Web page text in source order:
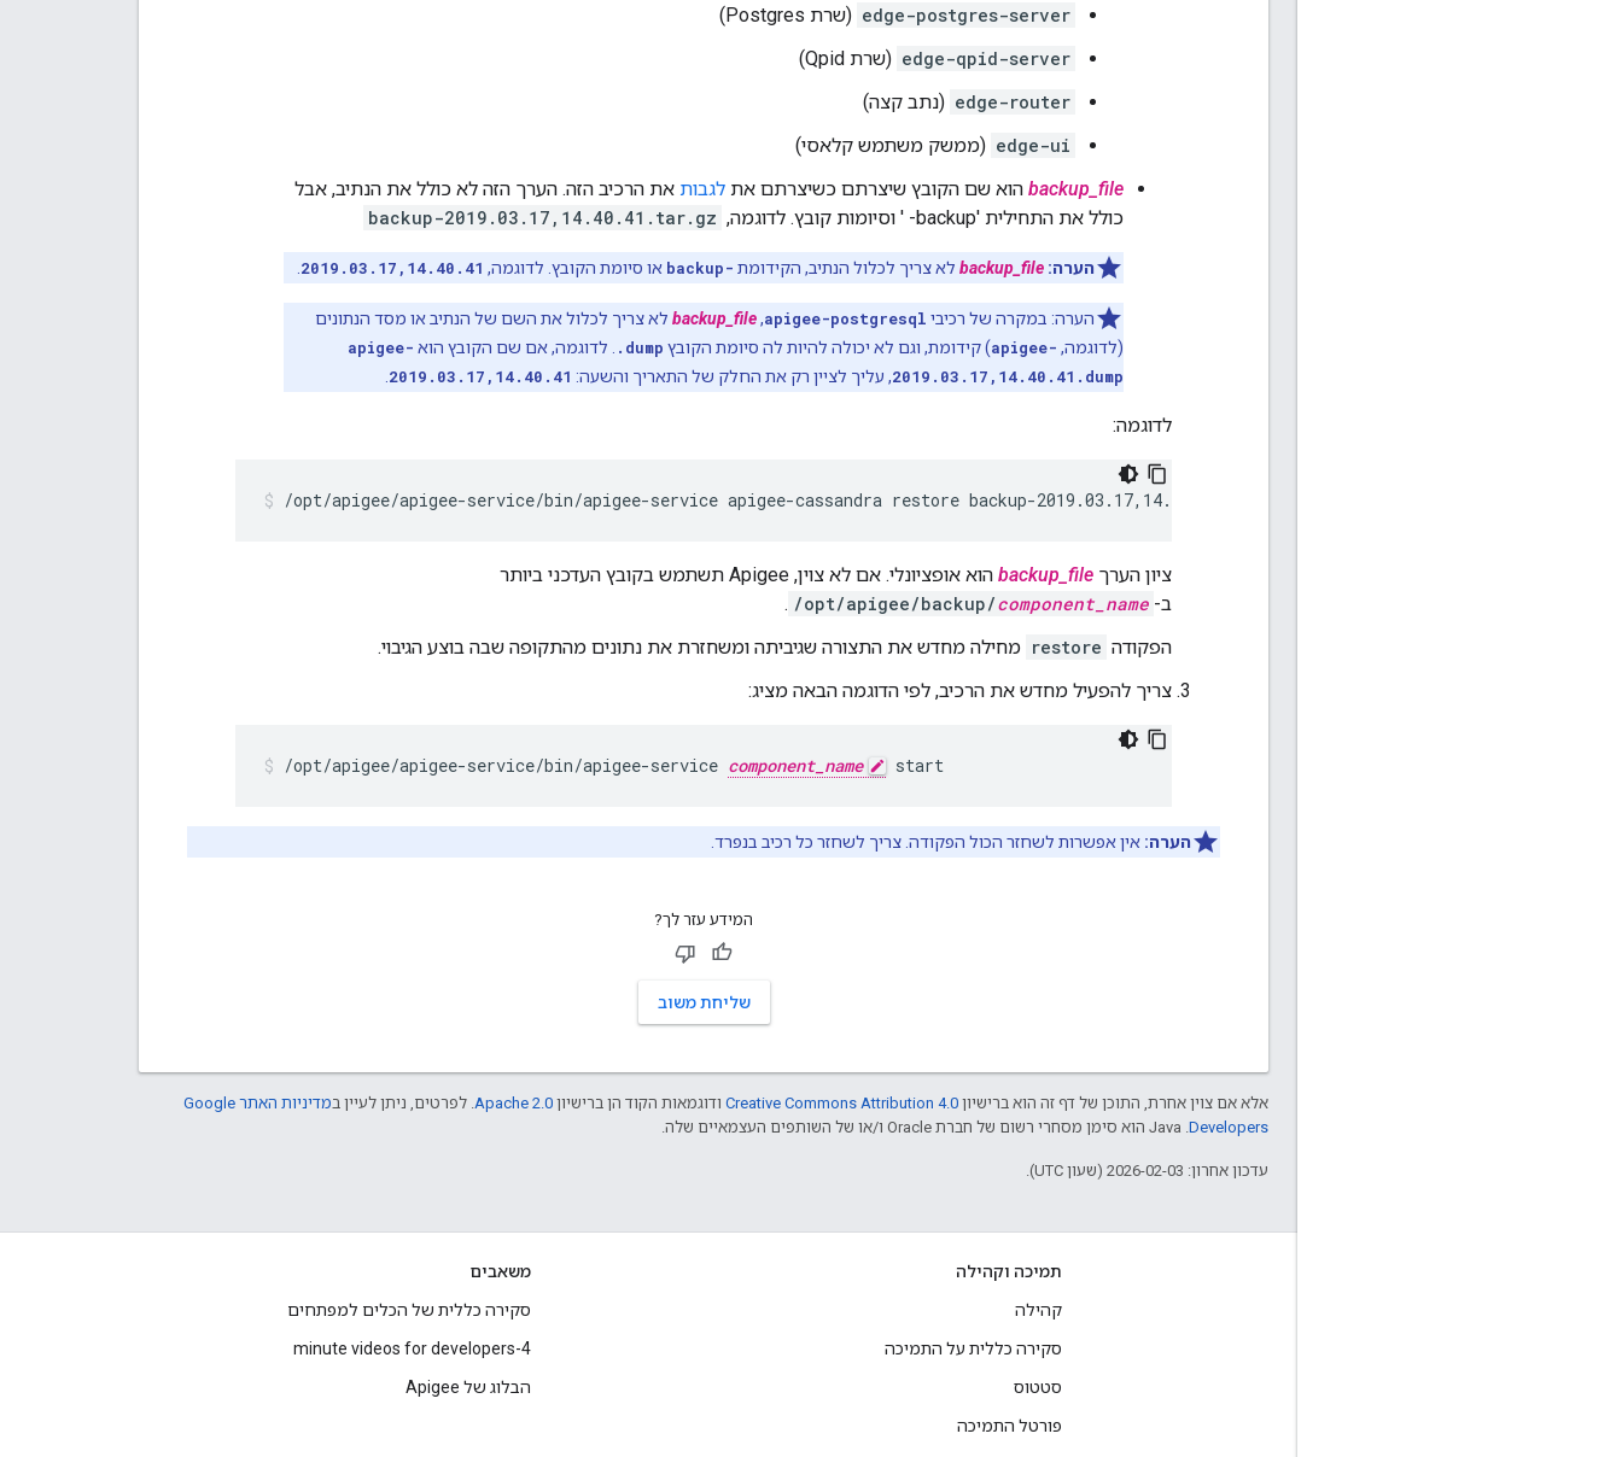
edge-postgres-server (שרת Postgres)
edge-qpid-server (שרת Qpid)
edge-router (נתב קצה)
edge-ui (ממשק משתמש קלאסי)
backup_file הוא שם הקובץ שיצרתם כשיצרתם את לגבות את הרכיב הזה. הערך הזה לא כולל את הנתיב, אבל
כולל את התחילית 'backup- ' וסיומות קובץ. לדוגמה,
backup-2019.03.17,14.40.41.tar.gz
הערה: backup_file לא צריך לכלול הנתיב, הקידומת backup- או סיומת הקובץ. לדוגמה, 2019.03.17,14.40.41
הערה: במקרה של רכיבי apigee-postgresql
,
backup_file לא צריך לכלול את השם של הנתיב או מסד הנתונים
(לדוגמה, apigee-) קידומת, וגם לא יכולה להיות לה סיומת הקובץ .dump . לדוגמה, אם שם הקובץ הוא apigee-
2019.03.17,14.40.41.dump, עליך לציין רק את החלק של התאריך והשעה: 2019.03.17,14.40.41
לדוגמה:
/opt/apigee/apigee-service/bin/apigee-service apigee-cassandra restore backup-2019.03.17,14.40.41.tar.gz
ציון הערך backup_file
הוא אופציונלי. אם לא צוין, Apigee תשתמש בקובץ העדכני ביותר
ב-
/opt/apigee/backup/component_name
.
הפקודה restore מחילה מחדש את התצורה שגיביתה ומשחזרת את נתונים מהתקופה שבה בוצע הגיבוי.
צריך להפעיל מחדש את הרכיב, לפי הדוגמה הבאה מציג:
/opt/apigee/apigee-service/bin/apigee-service component_name start
הערה: אין אפשרות לשחזר הכול הפקודה. צריך לשחזר כל רכיב בנפרד.
המידע עזר לך?
שליחת משוב
אלא אם צוין אחרת, התוכן של דף זה הוא ברישיון Creative Commons Attribution 4.0 ודוגמאות הקוד הן ברישיון Apache 2.0. לפרטים, ניתן לעיין ב
מדיניות האתר Google
Developers‏.‏ Java הוא סימן מסחרי רשום של חברת Oracle ו/או של השותפים העצמאיים שלה.
עדכון אחרון: 2026-02-03 (שעון UTC).
תמיכה וקהילה
קהילה
סקירה כללית על התמיכה
סטטוס
פורטל התמיכה
משאבים
סקירה כללית של הכלים למפתחים
4-minute videos for developers
הבלוג של Apigee